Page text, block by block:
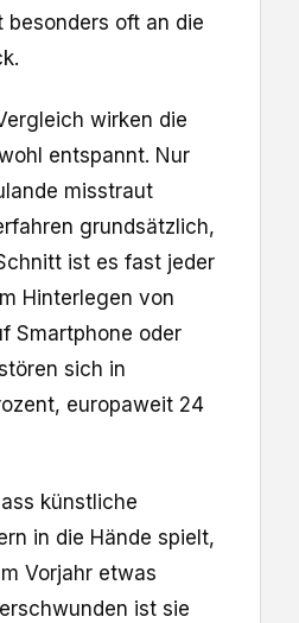
besonders oft an die
wirken die
entspannt. Nur
misstraut
grundsätzlich,
ist es fast jeder
Hinterlegen von
Smartphone oder
sich in
europaweit 24
künstliche
in die Hände spielt,
Vorjahr etwas
ist sie